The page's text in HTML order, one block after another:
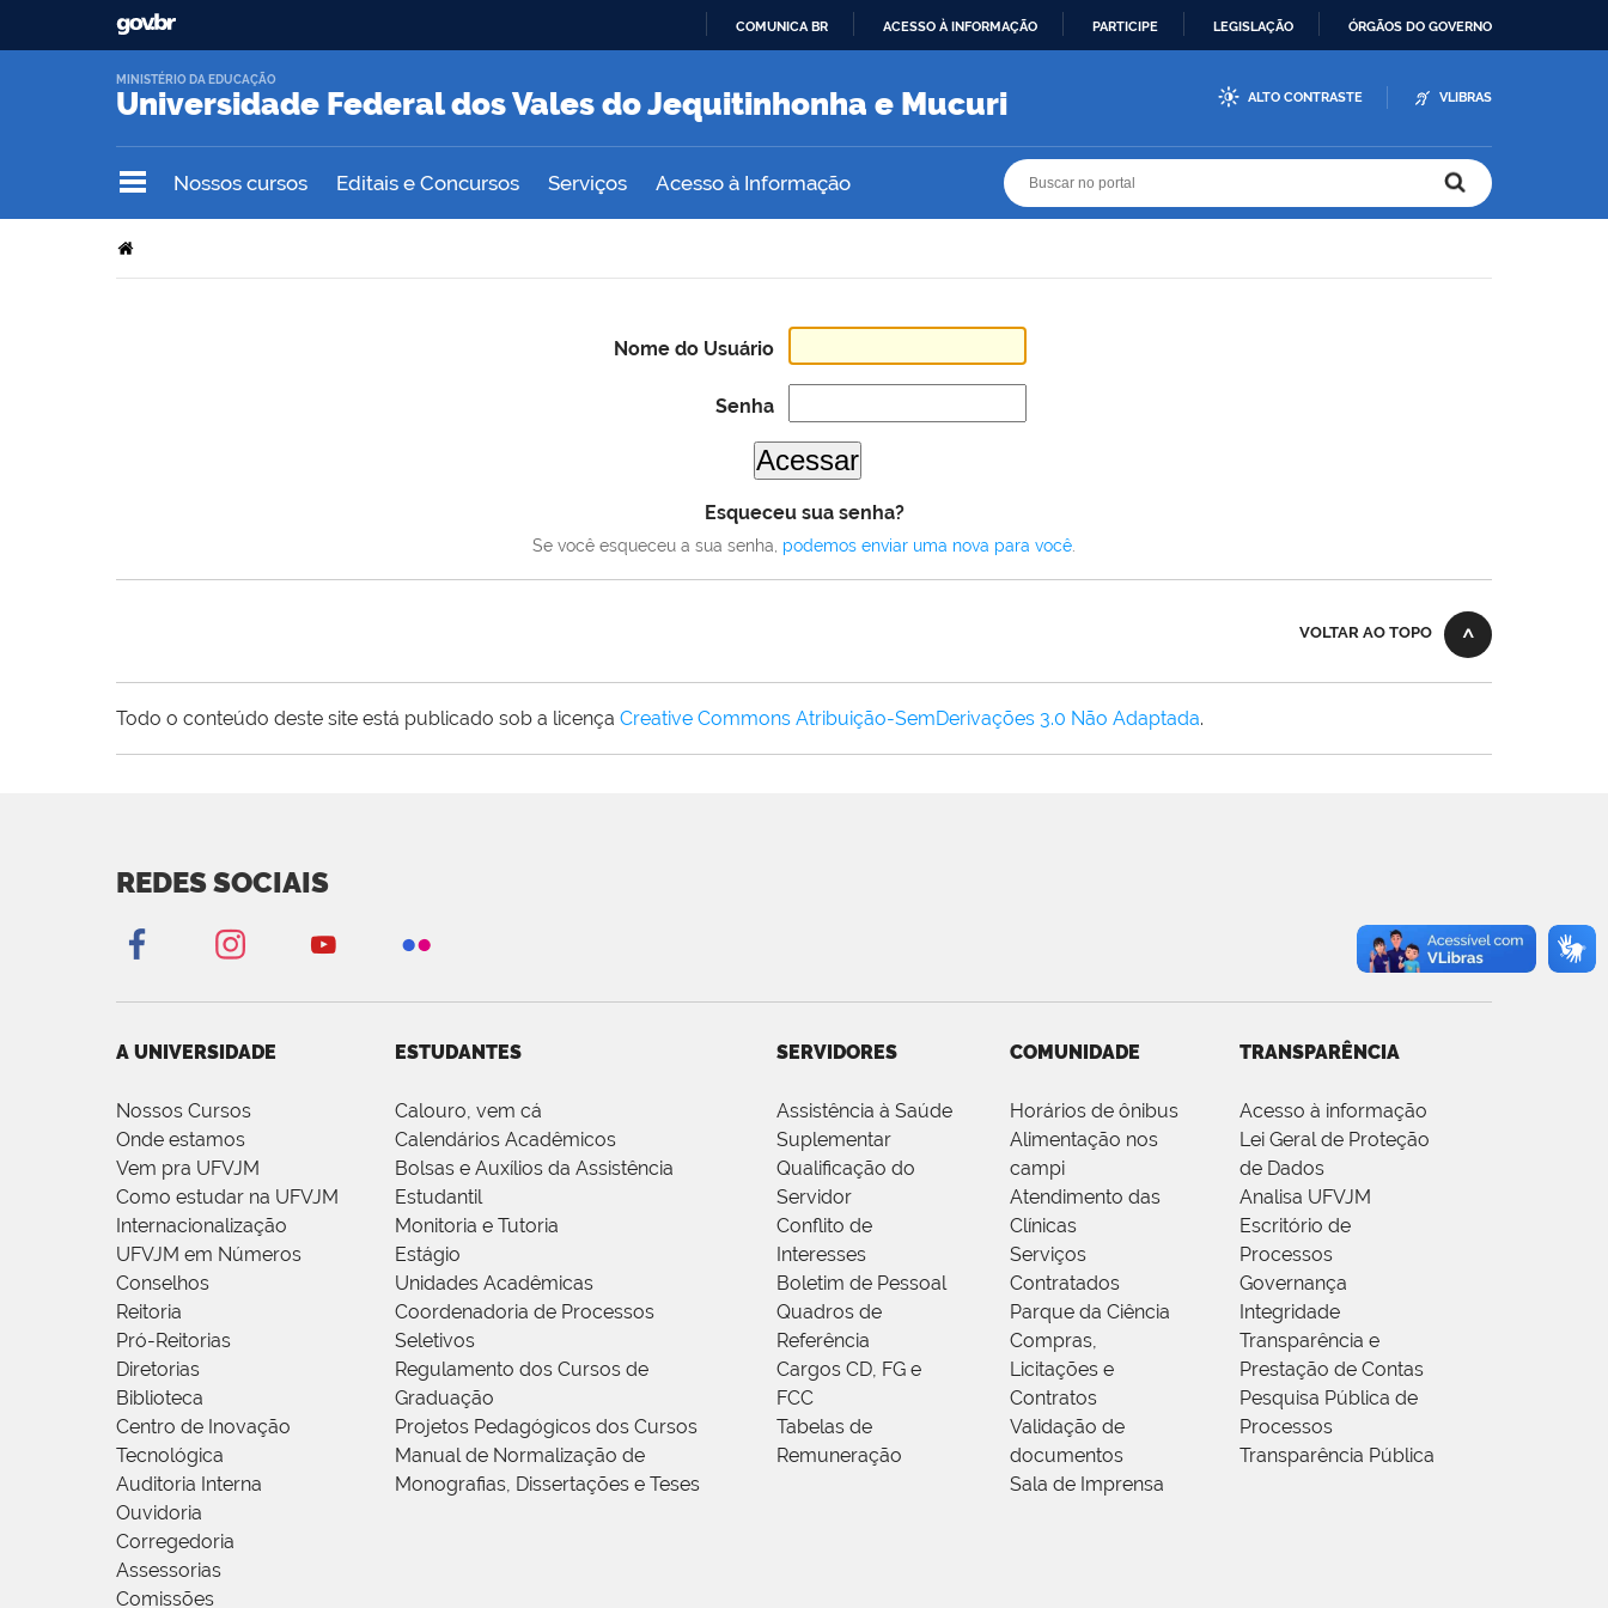
O
COMUNICA BR ACESSO À INFORMAÇÃO PARTICIPE LEGISLAÇÃO ÓRGÃOS DO GOVERNO
Universidade Federal dos Vales do Jequitinhonha e Mucuri
MINISTÉRIO DA EDUCAÇÃO
ALTO CONTRASTE VLIBRAS
Nossos cursos Editais e Concursos Serviços Acesso à Informação
Nome do Usuário
Senha
Esqueceu sua senha?
Se você esqueceu a sua senha, podemos enviar uma nova para você
VOLTAR AO TOPO
Todo o conteúdo deste site está publicado sob a licença Creative Commons Atribuição-SemDerivações 3.0 Não Adaptada.
REDES SOCIAIS
A UNIVERSIDADE
Nossos Cursos
Onde estamos
Vem pra UFVJM
Como estudar na UFVJM
Internacionalização
UFVJM em Números
Conselhos
Reitoria
Pró-Reitorias
Diretorias
Biblioteca
Centro de Inovação
Tecnológica
Auditoria Interna
Ouvidoria
Corregedoria
Assessorias
Comissões
ESTUDANTES
Calouro, vem cá
Calendários Acadêmicos
Bolsas e Auxílios da Assistência
Estudantil
Monitoria e Tutoria
Estágio
Unidades Acadêmicas
Coordenadoria de Processos
Seletivos
Regulamento dos Cursos de
Graduação
Projetos Pedagógicos dos Cursos
Manual de Normalização de
Monografias, Dissertações e Teses
SERVIDORES
Assistência à Saúde
Suplementar
Qualificação do
Servidor
Conflito de
Interesses
Boletim de Pessoal
Quadros de
Referência
Cargos CD, FG e
FCC
Tabelas de
Remuneração
COMUNIDADE
Horários de ônibus
Alimentação nos
campi
Atendimento das
Clínicas
Serviços
Contratados
Parque da Ciência
Compras,
Licitações e
Contratos
Validação de
documentos
Sala de Imprensa
TRANSPARÊNCIA
Acesso à informação
Lei Geral de Proteção
de Dados
Analisa UFVJM
Escritório de
Processos
Governança
Integridade
Transparência e
Prestação de Contas
Pesquisa Pública de
Processos
Transparência Pública